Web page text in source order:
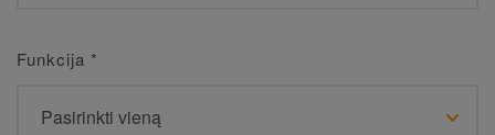
Funkcija *